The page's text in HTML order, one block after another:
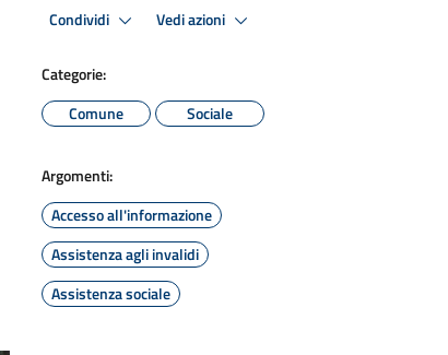
Condividi Vedi azioni
Categorie:
Comune
Sociale
Argomenti:
Accesso all'informazione
Assistenza agli invalidi
Assistenza sociale